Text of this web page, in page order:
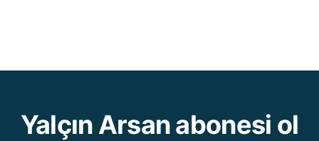
Yalçın Arsan abonesi ol